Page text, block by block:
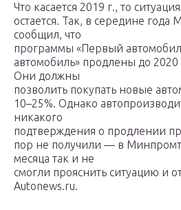
Что касается 2019 г., то
остается. Так, в середине года
сообщил, что
программы «Первый
автомобиль» продлены до
Они должны
позволить покупать новые
10–25%. Однако
никакого
подтверждения о продлении
пор не получили — в
месяца так и не
смогли прояснить ситуацию и
Autonews.ru.